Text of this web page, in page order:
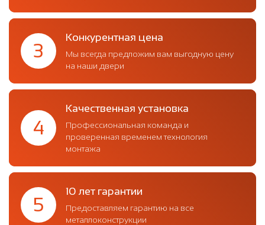
3
Конкурентная цена
Мы всегда предложим вам выгодную цену
на наши двери
4
Качественная установка
Профессиональная команда и
проверенная временем технология
монтажа
5
10 лет гарантии
Предоставляем гарантию на все
металлоконструкции